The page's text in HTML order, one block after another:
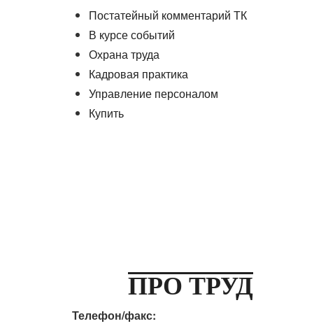
Постатейный комментарий ТК
В курсе событий
Охрана труда
Кадровая практика
Управление персоналом
Купить
ПРО ТРУД
Телефон/факс: